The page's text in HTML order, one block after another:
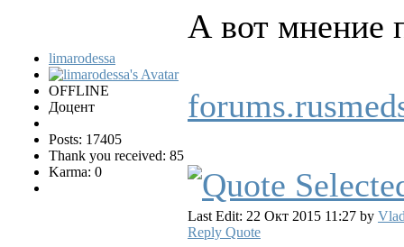
limarodessa
OFFLINE
Доцент
Posts: 17405
Thank you received: 85
Karma: 0
А вот мнение
Last Edit: 22 Окт 2015 11:27 by
Reply Quote